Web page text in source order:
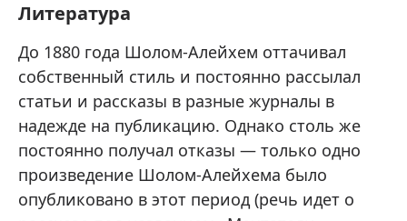
Литература
До 1880 года Шолом-Алейхем оттачивал
собственный стиль и постоянно рассылал
статьи и рассказы в разные журналы в
надежде на публикацию. Однако столь же
постоянно получал отказы — только одно
произведение Шолом-Алейхема было
опубликовано в этот период (речь идет о